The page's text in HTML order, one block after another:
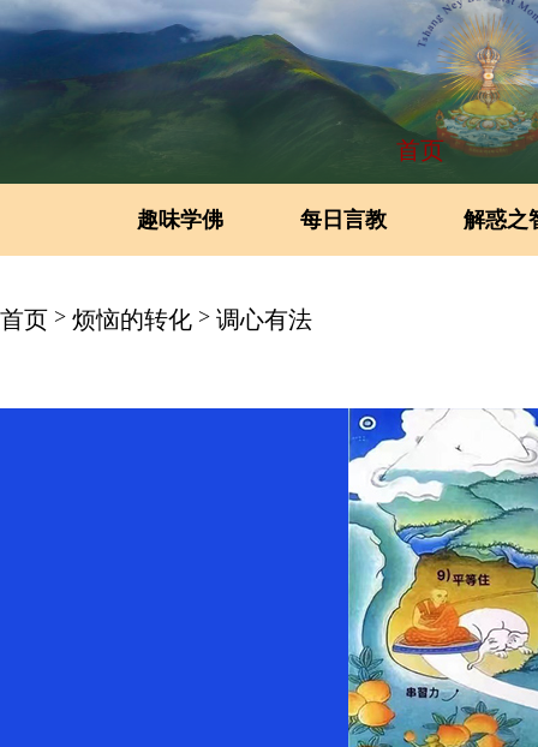
首页
趣味学佛 每日言教 解惑之
首页 > 烦恼的转化 > 调心有法